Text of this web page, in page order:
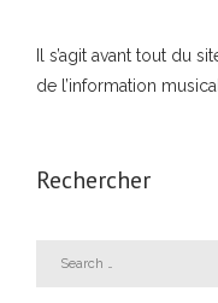
Il s’agit avant tout du
de l’information
Rechercher